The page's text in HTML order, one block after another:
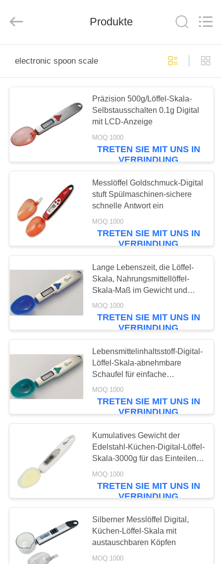
HAUSE
PRODUKTE
VIDEOS
ÜBER
WERKSBESICHTIGUNG
QUALITÄTSKONTROLLE
NEUIGKEITEN
RECHTSSACHEN
BITTE UM
EIN
ANGEBOT
SITEMAP
POLICY
Rights
Reserved.
Produkte
electronic spoon scale
Präzision 500g/Löffel-Skala-
Selbstausschalten 0.1g Digital
mit LCD-Anzeige
MOQ:1000
TRETEN SIE MIT UNS IN
VERBINDUNG
Messlöffel Goldschmuck-Digital
stuft Spülmaschinen-sichere
schnelle Antwort ein
MOQ:1000
TRETEN SIE MIT UNS IN
VERBINDUNG
Lange Lebenszeit, die Löffel-
Skala, Nahrungsmittellöffel-
Skala-Maß im Gewicht und
Volumen wiegt
MOQ:1000
TRETEN SIE MIT UNS IN
VERBINDUNG
Lebensmittelinhaltsstoff-Digital-
Löffel-Skala-abnehmbare
Schaufel für einfache
Reinigung
MOQ:1000
TRETEN SIE MIT UNS IN
VERBINDUNG
Kumulatives Gewicht der
Edelstahl-Küchen-Digital-Löffel-
Skala-3000g für das Einteilen
des Tee-Mehls
MOQ:1000
TRETEN SIE MIT UNS IN
VERBINDUNG
Silberner Messlöffel Digital,
Küchen-Löffel-Skala mit
austauschbaren Köpfen
MOQ:1000